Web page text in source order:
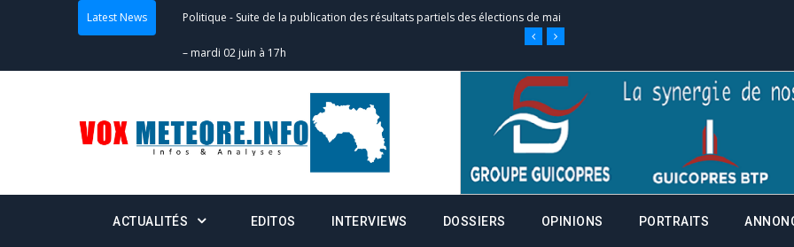
Latest News Politique - Suite de la publication des résultats partiels des élections de mai
– mardi 02 juin à 17h
Scrutins : la DGE active un centre d’appel, joignable au 105, ouvert
24h/24 et 7j/7
Actualités - Double scrutin du 31 mai : fin des campagnes ce jeudi 28 mai à
minuit
Actualités Communiqué relatif à la délivrance de la fiche de procuration
ACTUALITÉS EDITOS INTERVIEWS DOSSIERS OPINIONS PORTRAITS